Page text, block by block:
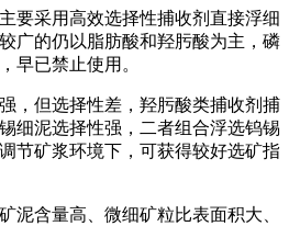
要采用高效选择性捕收剂直接浮细
广的仍以脂肪酸和羟肟酸为主，磷
早已禁止使用。
，但选择性差，羟肟酸类捕收剂捕
细泥选择性强，二者组合浮选钨锡
节矿浆环境下，可获得较好选矿指
泥含量高、微细矿粒比表面积大、